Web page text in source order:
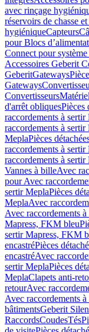
avec rinçage
réservoirs de chasse
hygiéniqueCapteurs
pour Blocs
Connect pour
Accessoires Geberit
GeberitGateways
Gateways
Convertisseurs
d'arrêt obliquesPièces
raccordements à
raccordements à
MeplaPièces
raccordements à sertir
raccordements à sertir
Vannes à billeAvec
pour Avec
sertir MeplaPièces
MeplaAvec
Avec raccordements
Mapress, FKM bleu
sertir Mapress, FKM
encastréPièces
encastréAvec
sertir MeplaPièces
MeplaClapets anti-
retourAvec
Avec raccordements
bâtimentsGeberit
RaccordsCoudesTés